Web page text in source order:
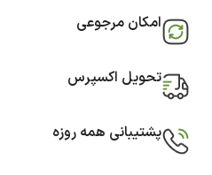
امکان مرجوعی
تحویل اکسپرس
پشتیبانی همه روزه